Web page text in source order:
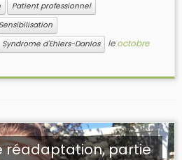
Patient professionnel
Sensibilisation
Syndrome d'Ehlers-Danlos leoctobre
réadaptation, partie